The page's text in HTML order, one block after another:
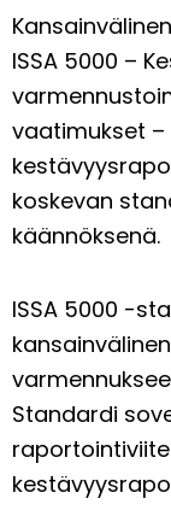
ISSA 5000 –
vaatimukset –
koskevan
käännöksenä.
ISSA 5000 -
Standardi